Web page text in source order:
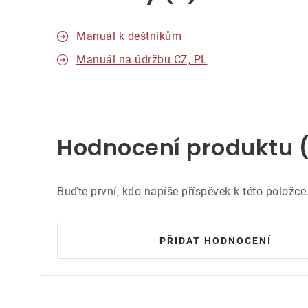
Manuál k deštníkům
Manuál na údržbu CZ, PL
Hodnocení produktu
Buďte první, kdo napíše příspěvek k této položce.
PŘIDAT HODNOCENÍ